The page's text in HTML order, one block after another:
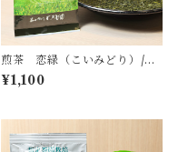
煎茶 恋緑（こいみどり）/深
蒸し掛川茶
¥1,100